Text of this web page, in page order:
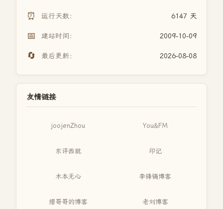
⏰ 运行天数： 6147 天
📅 建站时间： 2009-10-09
🔄 最后更新： 2026-08-08
友情链接
joojenZhou You&FM
东评西就 印记
木本无心 李锋镝博客
缙哥哥的博客 老刘博客